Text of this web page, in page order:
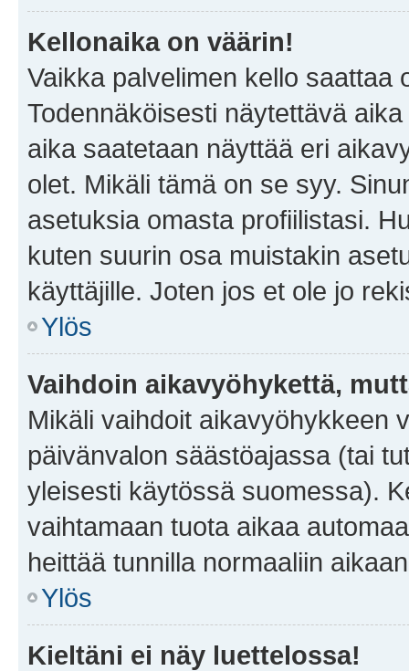
Kellonaika on väärin!
Vaikka palvelimen kello saattaa
Todennäköisesti näytettävä
aika saatetaan näyttää eri
olet. Mikäli tämä on se syy.
asetuksia omasta profiilistasi.
kuten suurin osa muistakin
käyttäjille. Joten jos et ole jo
Ylös
Vaihdoin aikavyöhykettä,
Mikäli vaihdoit aikavyöhykkeen
päivänvalon säästöajassa (tai
yleisesti käytössä suomessa).
vaihtamaan tuota aikaa
heittää tunnilla normaaliin
Ylös
Kieltäni ei näy luettelossa!